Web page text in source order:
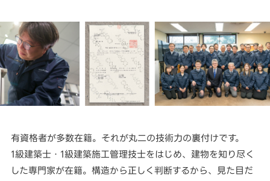
有資格者が多数在籍。それが丸二の技術力の裏付けです。
1級建築士・1級建築施工管理技士をはじめ、建物を知り尽く
した専門家が在籍。構造から正しく判断するから、見た目だ